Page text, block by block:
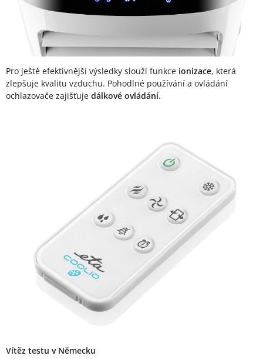
Pro ještě efektivnější výsledky slouží funkce ionizace, která
zlepšuje kvalitu vzduchu. Pohodlné používání a ovládání
ochlazovače zajišťuje dálkové ovládání.
Vítěz testu v Německu